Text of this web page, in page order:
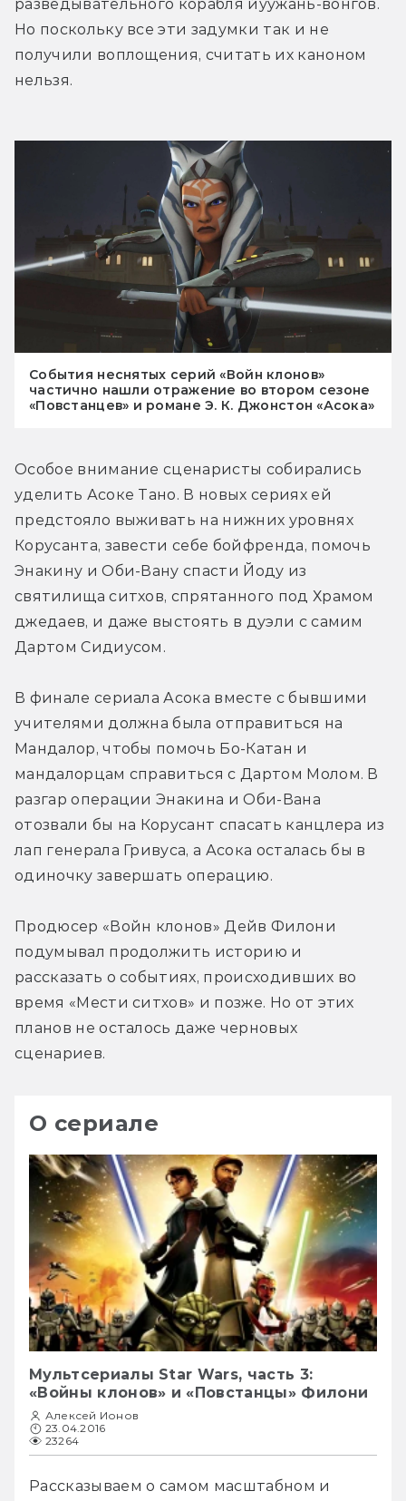
разведывательного корабля йуужань-вонгов.
Но поскольку все эти задумки так и не
получили воплощения, считать их каноном
нельзя.
События неснятых серий «Войн клонов»
частично нашли отражение во втором сезоне
«Повстанцев» и романе Э. К. Джонстон «Асока»
Особое внимание сценаристы собирались
уделить Асоке Тано. В новых сериях ей
предстояло выживать на нижних уровнях
Корусанта, завести себе бойфренда, помочь
Энакину и Оби-Вану спасти Йоду из
святилища ситхов, спрятанного под Храмом
джедаев, и даже выстоять в дуэли с самим
Дартом Сидиусом.
В финале сериала Асока вместе с бывшими
учителями должна была отправиться на
Мандалор, чтобы помочь Бо-Катан и
мандалорцам справиться с Дартом Молом. В
разгар операции Энакина и Оби-Вана
отозвали бы на Корусант спасать канцлера из
лап генерала Гривуса, а Асока осталась бы в
одиночку завершать операцию.
Продюсер «Войн клонов» Дейв Филони
подумывал продолжить историю и
рассказать о событиях, происходивших во
время «Мести ситхов» и позже. Но от этих
планов не осталось даже черновых
сценариев.
О сериале
Мультсериалы Star Wars, часть 3:
«Войны клонов» и «Повстанцы» Филони
Алексей Ионов
23.04.2016
23264
Рассказываем о самом масштабном и